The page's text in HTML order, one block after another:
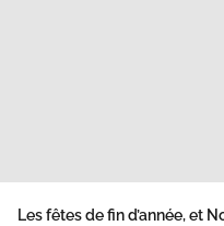
Les fêtes de fin d’année, et